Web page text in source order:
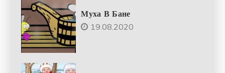
Муха В Бане
19.08.2020